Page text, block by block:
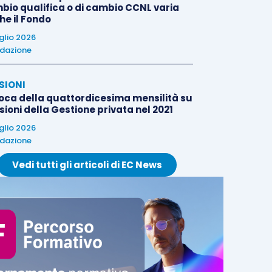
qualifica o di cambio CCNL varia
il Fondo
2026
della quattordicesima mensilità su
della Gestione privata nel 2021
2026
Vedi tutti gli articoli di EC News